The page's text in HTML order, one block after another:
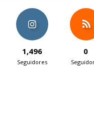
1,496
Seguidores
0